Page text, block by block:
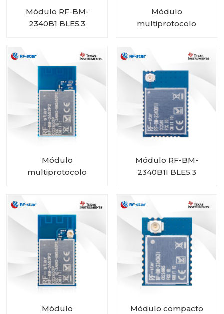
Módulo RF-BM-
2340B1 BLE5.3
Módulo
multiprotocolo
Módulo
multiprotocolo
Módulo RF-BM-
2340B1I BLE5.3
Módulo
Módulo compacto